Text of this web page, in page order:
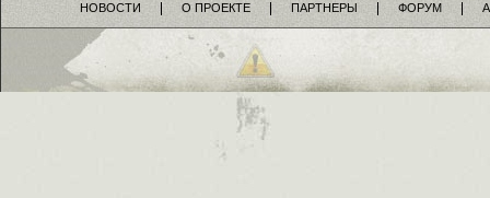
НОВОСТИ О ПРОЕКТЕ ПАРТНЕРЫ ФОРУМ